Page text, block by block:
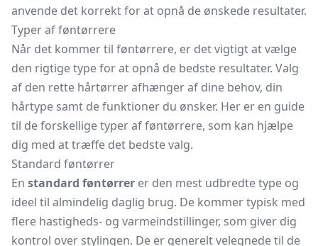
anvende det korrekt for at opnå de ønskede resultater.
Typer af føntørrere
Når det kommer til føntørrere, er det vigtigt at vælge
den rigtige type for at opnå de bedste resultater. Valg
af den rette hårtørrer afhænger af dine behov, din
hårtype samt de funktioner du ønsker. Her er en guide
til de forskellige typer af føntørrere, som kan hjælpe
dig med at træffe det bedste valg.
Standard føntørrer
En standard føntørrer er den mest udbredte type og
ideel til almindelig daglig brug. De kommer typisk med
flere hastigheds- og varmeindstillinger, som giver dig
kontrol over stylingen. De er generelt velegnede til de